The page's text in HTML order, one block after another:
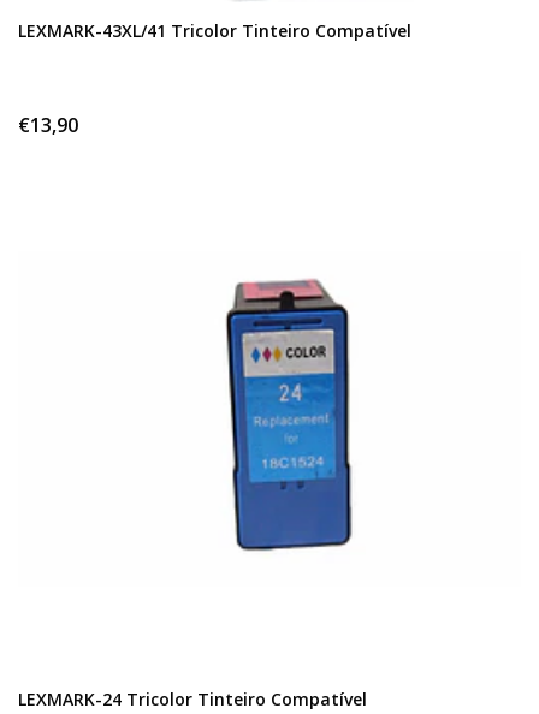
LEXMARK-43XL/41 Tricolor Tinteiro Compatível
€13,90
LEXMARK-24 Tricolor Tinteiro Compatível